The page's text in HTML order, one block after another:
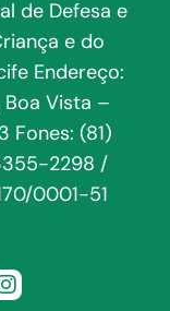
de Defesa e
e do
Endereço:
Boa Vista –
Fones: (81)
2298 /
0001-51